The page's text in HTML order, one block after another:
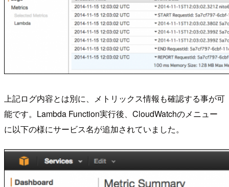
上記ログ内容とは別に、メトリックス情報も確認する事が可
能です。Lambda Function実行後、CloudWatchのメニュー
に以下の様にサービス名が追加されていました。